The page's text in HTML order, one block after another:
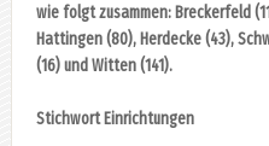
wie folgt zusammen: Breckerfeld
Hattingen (80), Herdecke (43),
(16) und Witten (141).
Stichwort Einrichtungen